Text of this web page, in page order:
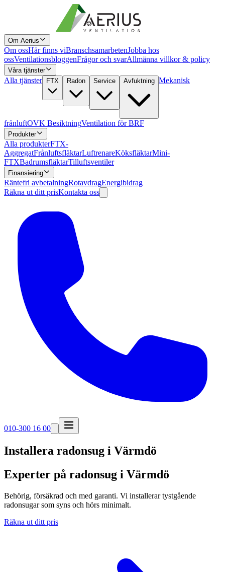
Om Aerius
Om ossHär finns viBranschsamarbetenJobba hos
ossVentilationsbloggenFrågor och svarAllmänna villkor & policy
Våra tjänster
Alla tjänster FTX Radon Service Avfuktning Mekanisk
frånluftOVK BesiktningVentilation för BRF
Produkter
Alla produkterFTX-
AggregatFrånluftsfläktarLuftrenareKöksfläktarMini-
FTXBadrumsfläktarTilluftsventiler
Finansiering
Räntefri avbetalningRotavdragEnergibidrag
Räkna ut ditt prisKontakta oss
010-300 16 00
Installera radonsug i Värmdö
Experter på radonsug i Värmdö
Behörig, försäkrad och med garanti. Vi installerar tystgående
radonsugar som syns och hörs minimalt.
Räkna ut ditt pris